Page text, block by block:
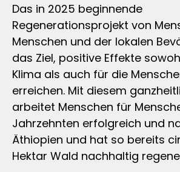
Das in 2025 beginnende
Regenerationsprojekt von
Menschen und der lokalen
das Ziel, positive Effekte
Klima als auch für die
erreichen. Mit diesem
arbeitet Menschen für
Jahrzehnten erfolgreich und
Äthiopien und hat so bereits
Hektar Wald nachhaltig